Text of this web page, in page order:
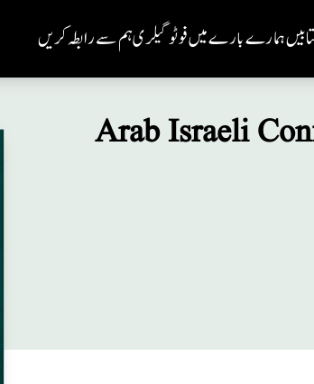
ہم سے رابطہ کریںفوٹو گیلریہمارے بارے میں
Arab Israeli